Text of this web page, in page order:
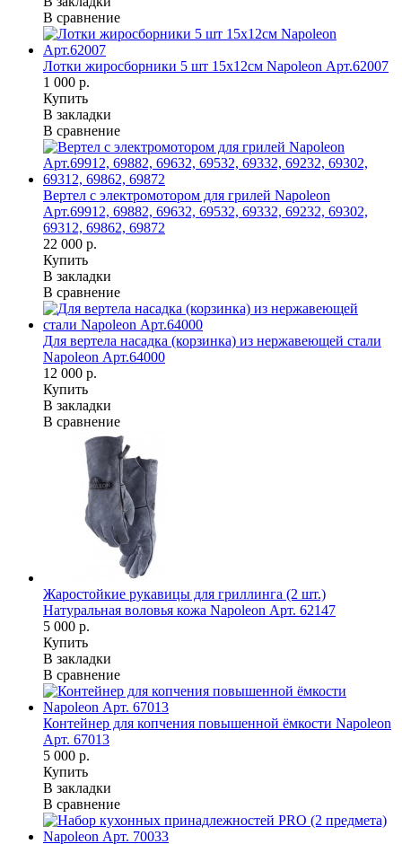
В сравнение
Лотки жиросборники 5 шт 15x12см Napoleon Арт.62007
1 000 р.
Купить
В закладки
В сравнение
Вертел с электромотором для грилей Napoleon
Арт.69912, 69882, 69632, 69532, 69332, 69232, 69302,
69312, 69862, 69872
22 000 р.
Купить
В закладки
В сравнение
Для вертела насадка (корзинка) из нержавеющей стали
Napoleon Арт.64000
12 000 р.
Купить
В закладки
В сравнение
Жаростойкие рукавицы для гриллинга (2 шт.)
Натуральная воловья кожа Napoleon Арт. 62147
5 000 р.
Купить
В закладки
В сравнение
Контейнер для копчения повышенной ёмкости Napoleon
Арт. 67013
5 000 р.
Купить
В закладки
В сравнение